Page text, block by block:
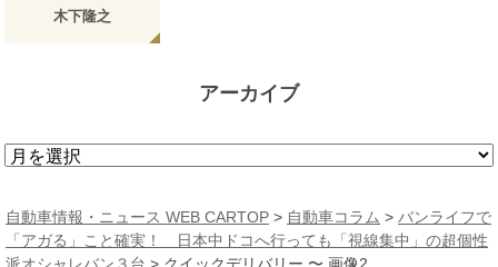
木下隆之
アーカイブ
ア
カ
イ
自動車情報・ニュース WEB CARTOP > 自動車コラム > バンライフで
「アガる」こと確実！ 日本中ドコへ行っても「視線集中」の超個性